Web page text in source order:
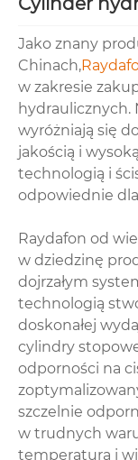
Jako znany
Chinach,
w zakresie
hydraulicznych.
wyróżniają się
jakością i
technologią i
odpowiednie
Raydafon od
w dziedzinę
dojrzałym
technologią
doskonałej
cylindry
odporności na
szczelnie
w trudnych
temperatura i